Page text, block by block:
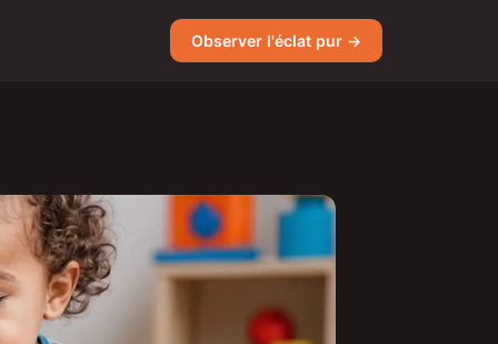
Observer l'éclat pur →